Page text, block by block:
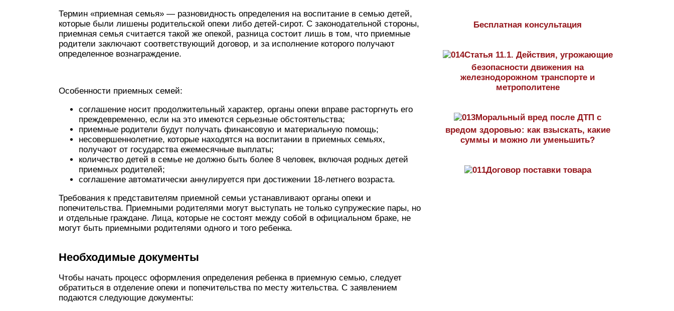
Термин «приемная семья» — разновидность определения на воспитание в семью детей,
которые были лишены родительской опеки либо детей-сирот. С законодательной стороны,
приемная семья считается такой же опекой, разница состоит лишь в том, что приемные
родители заключают соответствующий договор, и за исполнение которого получают
определенное вознаграждение.
Особенности приемных семей:
соглашение носит продолжительный характер, органы опеки вправе расторгнуть его
преждевременно, если на это имеются серьезные обстоятельства;
приемные родители будут получать финансовую и материальную помощь;
несовершеннолетние, которые находятся на воспитании в приемных семьях,
получают от государства ежемесячные выплаты;
количество детей в семье не должно быть более 8 человек, включая родных детей
приемных родителей;
соглашение автоматически аннулируется при достижении 18-летнего возраста.
Требования к представителям приемной семьи устанавливают органы опеки и
попечительства. Приемными родителями могут выступать не только супружеские пары, но
и отдельные граждане. Лица, которые не состоят между собой в официальном браке, не
могут быть приемными родителями одного и того ребенка.
Необходимые документы
Чтобы начать процесс оформления определения ребенка в приемную семью, следует
обратиться в отделение опеки и попечительства по месту жительства. С заявлением
подаются следующие документы:
Бесплатная консультация
Статья 11.1. Действия, угрожающие
безопасности движения на
железнодорожном транспорте и
метрополитене
Моральный вред после ДТП с
вредом здоровью: как взыскать, какие
суммы и можно ли уменьшить?
Договор поставки товара